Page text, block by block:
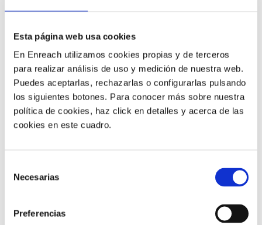
Esta página web usa cookies
En Enreach utilizamos cookies propias y de terceros
para realizar análisis de uso y medición de nuestra web.
Puedes aceptarlas, rechazarlas o configurarlas pulsando
los siguientes botones. Para conocer más sobre nuestra
política de cookies, haz click en detalles y acerca de las
cookies en este cuadro.
Necesarias
Preferencias
GENERA TUS PROPIAS
LOCUCIONES Y